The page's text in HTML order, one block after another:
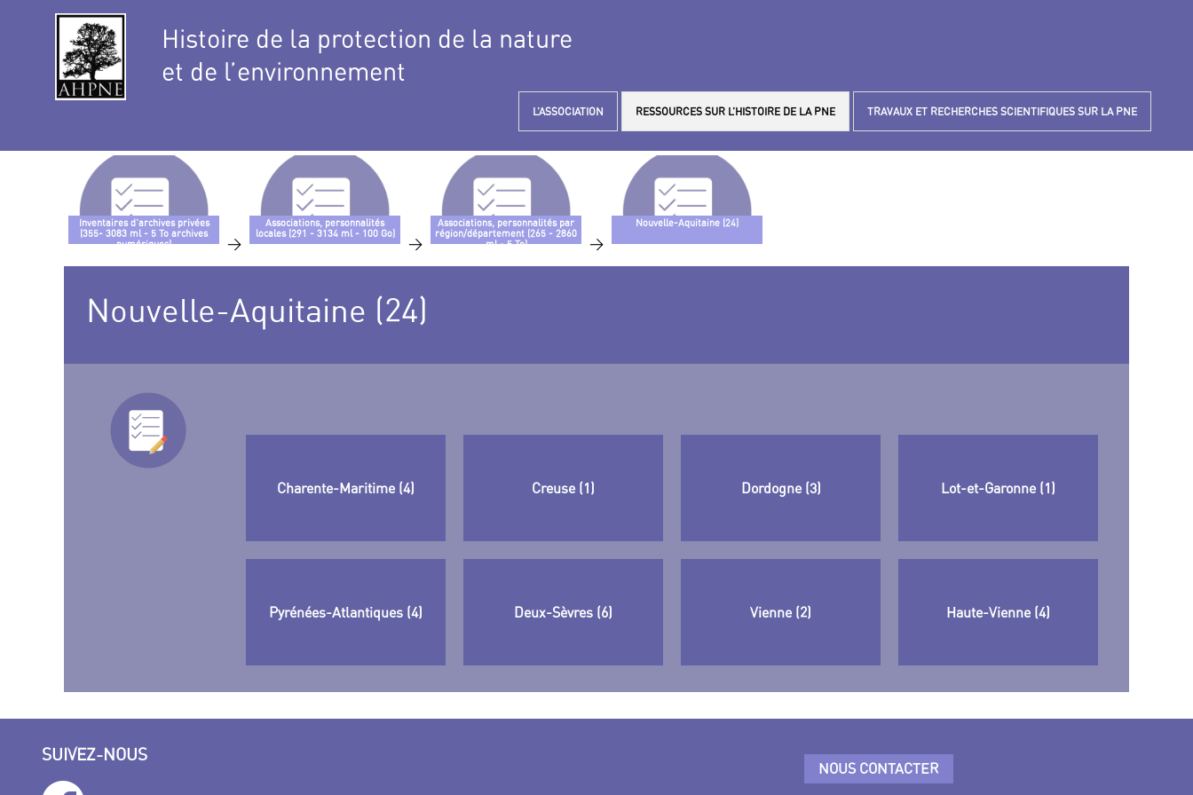
Histoire de la protection de la nature
et de l’environnement
L’ASSOCIATION RESSOURCES SUR L’HISTOIRE DE LA PNE TRAVAUX ET RECHERCHES SCIENTIFIQUES SUR LA PNE
Inventaires d’archives privées
(355- 3083 ml - 5 To archives
numériques)
>
Associations, personnalités
locales (291 - 3134 ml - 100 Go)
>
Associations, personnalités par
région/département (265 - 2860
ml - 5 To)
>
Nouvelle-Aquitaine (24)
Nouvelle-Aquitaine (24)
Charente-Maritime (4) Creuse (1) Dordogne (3) Lot-et-Garonne (1)
Pyrénées-Atlantiques (4) Deux-Sèvres (6) Vienne (2) Haute-Vienne (4)
SUIVEZ-NOUS
NOUS CONTACTER